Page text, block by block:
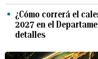
¿Cómo correrá el
2027 en el
detalles